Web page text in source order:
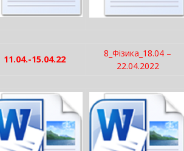
11.04.-15.04.22
8_Фізика_18.04 –
22.04.2022